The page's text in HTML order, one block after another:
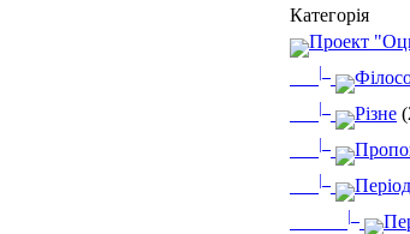
Категорія
Проект
|_
|_ Різне
|_
|_
|_